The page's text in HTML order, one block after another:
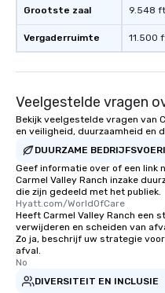
Grootste zaal
Vergaderruimte
9.548
11.500
Veelgestelde vragen
Bekijk veelgestelde vragen van
en veiligheid, duurzaamheid en
DUURZAME
Geef informatie over of een link
Carmel Valley Ranch inzake
die zijn gedeeld met het publiek.
Hyatt.com/WorldOfCare
Heeft Carmel Valley Ranch een
verwijderen en scheiden van
Zo ja, beschrijf uw strategie
afval.
No
DIVERSITEIT EN INCLUSIE